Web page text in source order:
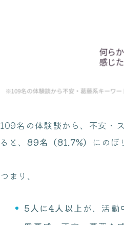
109名の体験談から、不安・
ると、89名（81.7%） にのぼ
つまり、
5人に4人以上 が、活動